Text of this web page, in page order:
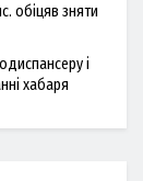
обіцяв зняти
і
хабаря